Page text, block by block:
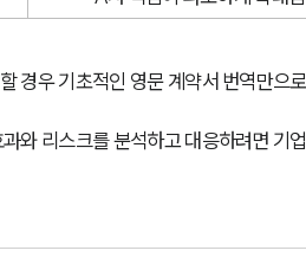
경우 기초적인 영문 계약서 번역만으
와 리스크를 분석하고 대응하려면 기